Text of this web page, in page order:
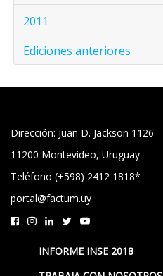
2011
Ediciones anteriores
Dirección: Juan D. Jackson 1126
11200 Montevideo, Uruguay
Teléfono (+598) 2412 1818*
portal@factum.uy
INFORME INSE 2018